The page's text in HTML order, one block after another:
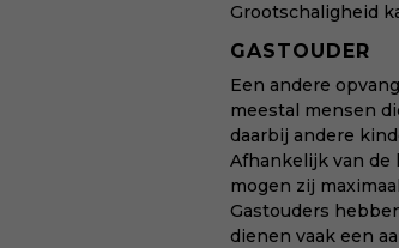
Grootschaligheid
GASTOUDER
Een andere
meestal mensen
daarbij andere
Afhankelijk van de
mogen zij
Gastouders
dienen vaak een